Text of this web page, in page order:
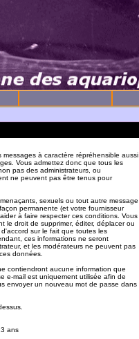
à caractère répréhensible aussi
Vous admettez donc que tous les
pas des administrateurs, ou
ne peuvent pas être tenus pour
sexuels ou tout autre message
permanente (et votre fournisseur
à faire respecter ces conditions. Vous
le droit de supprimer, éditer, déplacer ou
sur le fait que toutes les
ces informations ne seront
et les modérateurs ne peuvent pas
données.
contiendront aucune information que
e-mail est uniquement utilisée afin de
envoyer un nouveau mot de passe dans
ans